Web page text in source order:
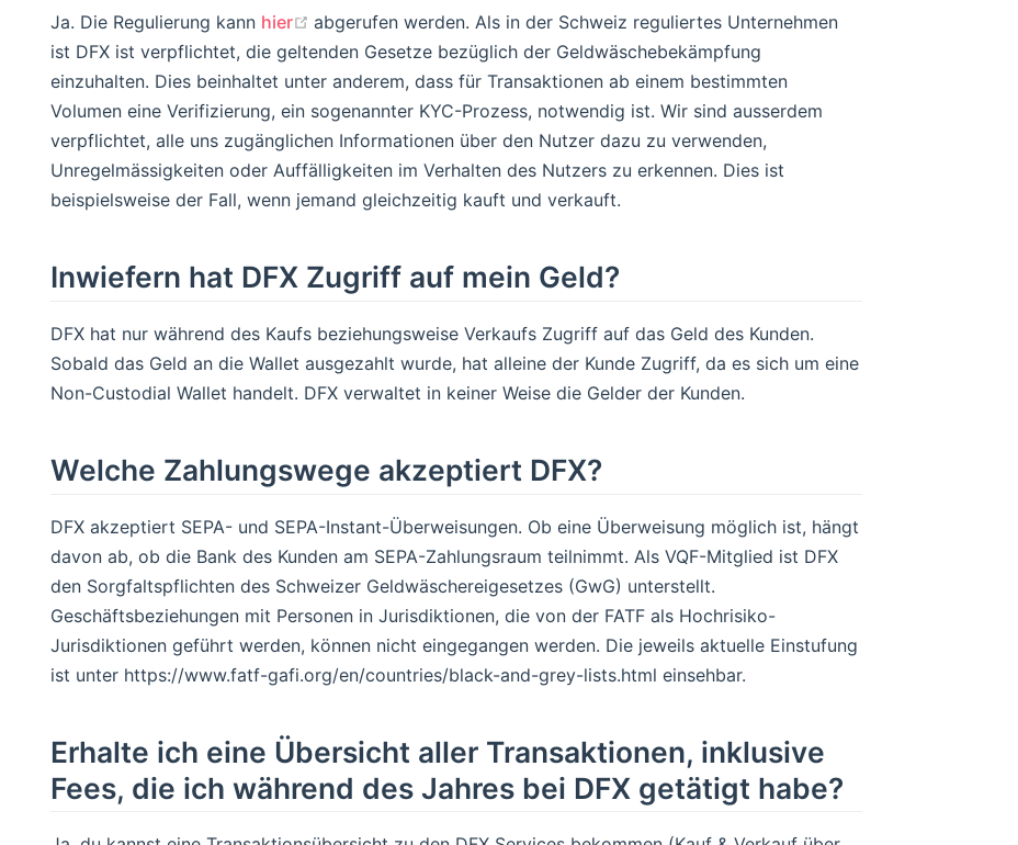
Ja. Die Regulierung kann hier (opens new window)
abgerufen werden. Als in der Schweiz reguliertes Unternehmen
ist DFX ist verpflichtet, die geltenden Gesetze bezüglich der Geldwäschebekämpfung
einzuhalten. Dies beinhaltet unter anderem, dass für Transaktionen ab einem bestimmten
Volumen eine Verifizierung, ein sogenannter KYC-Prozess, notwendig ist. Wir sind ausserdem
verpflichtet, alle uns zugänglichen Informationen über den Nutzer dazu zu verwenden,
Unregelmässigkeiten oder Auffälligkeiten im Verhalten des Nutzers zu erkennen. Dies ist
beispielsweise der Fall, wenn jemand gleichzeitig kauft und verkauft.
Inwiefern hat DFX Zugriff auf mein Geld?
DFX hat nur während des Kaufs beziehungsweise Verkaufs Zugriff auf das Geld des Kunden.
Sobald das Geld an die Wallet ausgezahlt wurde, hat alleine der Kunde Zugriff, da es sich um eine
Non-Custodial Wallet handelt. DFX verwaltet in keiner Weise die Gelder der Kunden.
Welche Zahlungswege akzeptiert DFX?
DFX akzeptiert SEPA- und SEPA-Instant-Überweisungen. Ob eine Überweisung möglich ist, hängt
davon ab, ob die Bank des Kunden am SEPA-Zahlungsraum teilnimmt. Als VQF-Mitglied ist DFX
den Sorgfaltspflichten des Schweizer Geldwäschereigesetzes (GwG) unterstellt.
Geschäftsbeziehungen mit Personen in Jurisdiktionen, die von der FATF als Hochrisiko-
Jurisdiktionen geführt werden, können nicht eingegangen werden. Die jeweils aktuelle Einstufung
ist unter https://www.fatf-gafi.org/en/countries/black-and-grey-lists.html einsehbar.
Erhalte ich eine Übersicht aller Transaktionen, inklusive
Fees, die ich während des Jahres bei DFX getätigt habe?